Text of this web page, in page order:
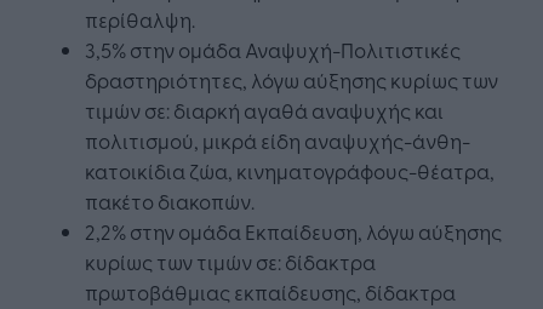
περίθαλψη.
3,5% στην ομάδα Αναψυχή-Πολιτιστικές
δραστηριότητες, λόγω αύξησης κυρίως των
τιμών σε: διαρκή αγαθά αναψυχής και
πολιτισμού, μικρά είδη αναψυχής-άνθη-
κατοικίδια ζώα, κινηματογράφους-θέατρα,
πακέτο διακοπών.
2,2% στην ομάδα Εκπαίδευση, λόγω αύξησης
κυρίως των τιμών σε: δίδακτρα
πρωτοβάθμιας εκπαίδευσης, δίδακτρα